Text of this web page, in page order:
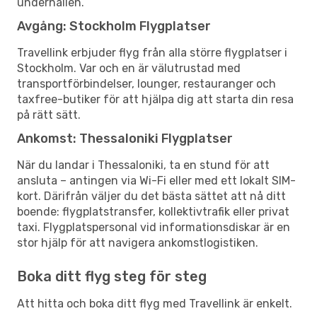
Avgång: Stockholm Flygplatser
Travellink erbjuder flyg från alla större flygplatser i
Stockholm. Var och en är välutrustad med
transportförbindelser, lounger, restauranger och
taxfree-butiker för att hjälpa dig att starta din resa
på rätt sätt.
Ankomst: Thessaloniki Flygplatser
När du landar i Thessaloniki, ta en stund för att
ansluta – antingen via Wi-Fi eller med ett lokalt SIM-
kort. Därifrån väljer du det bästa sättet att nå ditt
boende: flygplatstransfer, kollektivtrafik eller privat
taxi. Flygplatspersonal vid informationsdiskar är en
stor hjälp för att navigera ankomstlogistiken.
Boka ditt flyg steg för steg
Att hitta och boka ditt flyg med Travellink är enkelt.